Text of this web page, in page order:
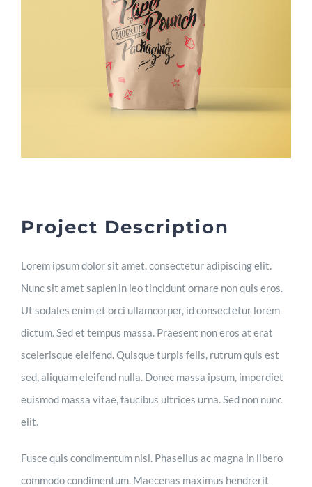
Project Description
Lorem ipsum dolor sit amet, consectetur adipiscing elit.
Nunc sit amet sapien in leo tincidunt ornare non quis eros.
Ut sodales enim et orci ullamcorper, id consectetur lorem
dictum. Sed et tempus massa. Praesent non eros at erat
scelerisque eleifend. Quisque turpis felis, rutrum quis est
sed, aliquam eleifend nulla. Donec massa ipsum, imperdiet
euismod massa vitae, faucibus ultrices urna. Sed non nunc
elit.
Fusce quis condimentum nisl. Phasellus ac magna in libero
commodo condimentum. Maecenas maximus hendrerit